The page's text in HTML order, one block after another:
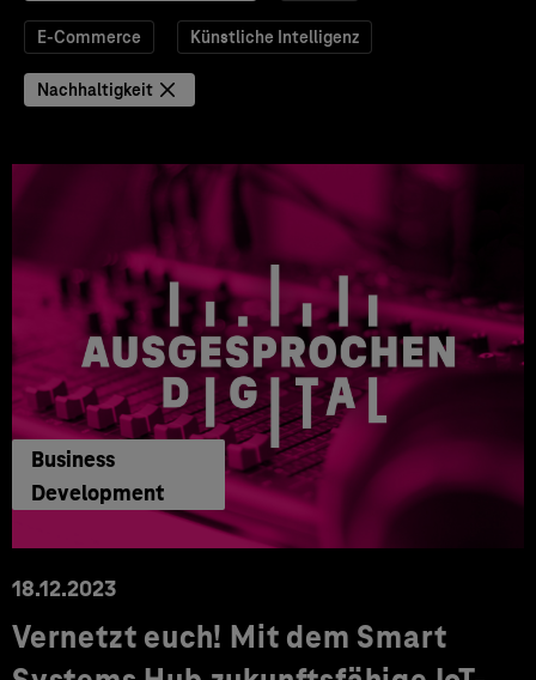
E-Commerce Künstliche Intelligenz
Nachhaltigkeit
Business
Development
18.12.2023
Vernetzt euch! Mit dem Smart